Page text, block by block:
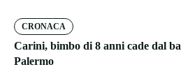
CRONACA
Carini, bimbo di 8 anni cade dal
Palermo